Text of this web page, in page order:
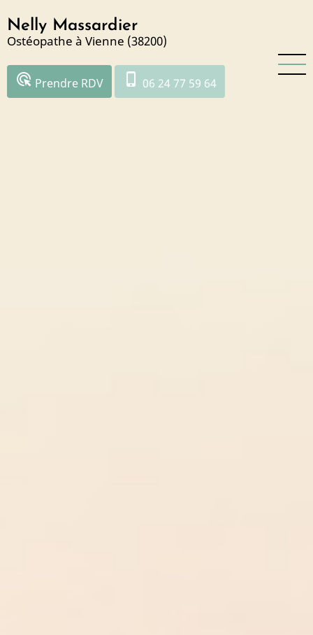
au
contenu
Nelly Massardier
Ostéopathe à Vienne (38200)
ads_click Prendre RDV phone_iphone 06 24 77 59 64